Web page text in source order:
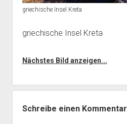
griechische Insel Kreta
griechische Insel Kreta
Nächstes Bild anzeigen...
Schreibe einen Kommentar